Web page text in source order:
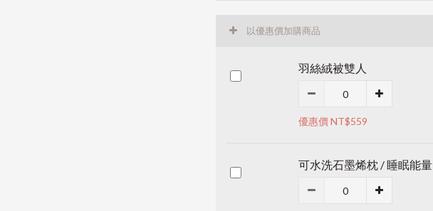
以優惠價加購商品
羽絲絨被雙人
優惠價 NT$559
可水洗石墨烯枕 / 睡眠能量